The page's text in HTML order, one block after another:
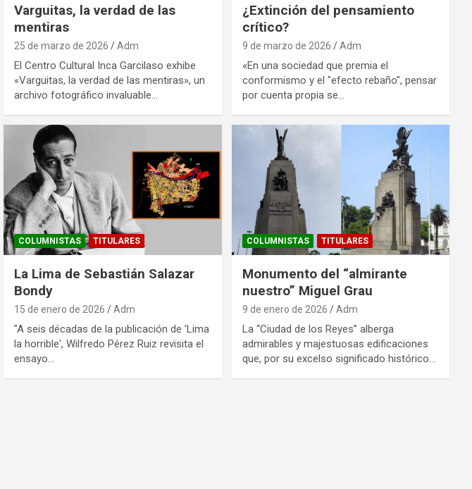
Varguitas, la verdad de las
mentiras
25 de marzo de 2026 Adm
El Centro Cultural Inca Garcilaso exhibe
«Varguitas, la verdad de las mentiras», un
archivo fotográfico invaluable…
¿Extinción del pensamiento
crítico?
9 de marzo de 2026 Adm
«En una sociedad que premia el
conformismo y el "efecto rebaño", pensar
por cuenta propia se…
COLUMNISTAS TITULARES
La Lima de Sebastián Salazar
Bondy
15 de enero de 2026 Adm
"A seis décadas de la publicación de 'Lima
la horrible', Wilfredo Pérez Ruiz revisita el
ensayo…
COLUMNISTAS TITULARES
Monumento del “almirante
nuestro” Miguel Grau
9 de enero de 2026 Adm
La “Ciudad de los Reyes” alberga
admirables y majestuosas edificaciones
que, por su excelso significado histórico…